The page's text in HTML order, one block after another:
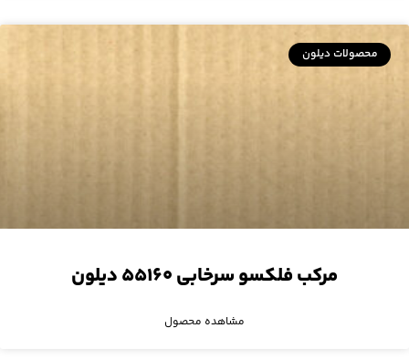
محصولات دیلون
مرکب فلکسو سرخابی ۵۵۱۶۰ دیلون
مشاهده محصول